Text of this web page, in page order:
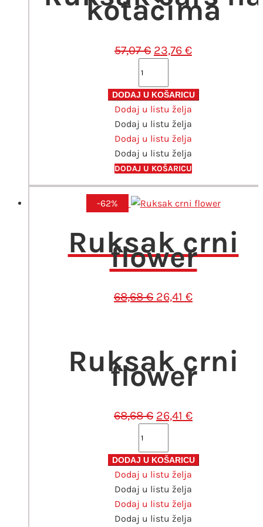
kotačima
57,07€ Izvorna
je:
57,07 €.
23,76 €Trenutna
23,76 €.
na
kotačima
količina
DODAJ U KOŠARICU
Dodaj u listu želja
Dodaj u listu želja
Dodaj u listu želja
Dodaj u listu želja
DODAJ U KOŠARICU
-62%
Ruksak crni
flower
68,68€ Izvorna
68,68 €.
26,41 €Trenutna
Ruksak crni
flower
68,68€ Izvorna
je:
68,68 €.
26,41 €Trenutna
26,41 €.
flower
količina
DODAJ U KOŠARICU
Dodaj u listu želja
Dodaj u listu želja
Dodaj u listu želja
Dodaj u listu želja